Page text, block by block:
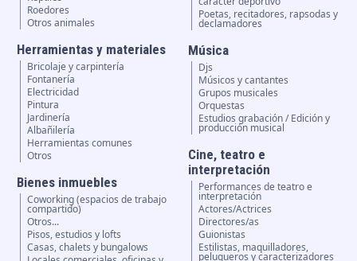
Roedores
Otros animales
Herramientas y materiales
Bricolaje y carpintería
Fontanería
Electricidad
Pintura
Jardinería
Albañilería
Herramientas comunes
Otros
Bienes inmuebles
Coworking (espacios de trabajo
compartido)
Otros...
Pisos, estudios y lofts
Casas, chalets y bungalows
Poetas, recitadores, rapsodas y
declamadores
Música
Djs
Músicos y cantantes
Grupos musicales
Orquestas
Estudios grabación / Edición y
producción musical
Cine, teatro e
interpretación
Performances de teatro e
interpretación
Actores/Actrices
Directores/as
Guionistas
Estilistas, maquilladores,
peluqueros y caracterizadores